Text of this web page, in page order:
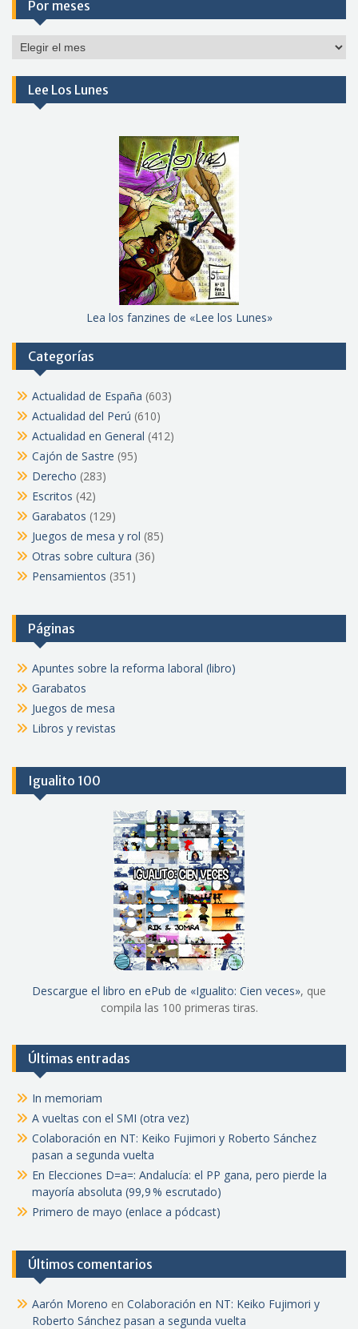
Por meses
Por
Lee Los Lunes
Lea los fanzines de «Lee los Lunes»
Categorías
Actualidad de España (603)
Actualidad del Perú (610)
Actualidad en General (412)
Cajón de Sastre (95)
Derecho (283)
Escritos (42)
Garabatos (129)
Juegos de mesa y rol (85)
Otras sobre cultura (36)
Pensamientos (351)
Páginas
Apuntes sobre la reforma laboral (libro)
Garabatos
Juegos de mesa
Libros y revistas
Igualito 100
Descargue el libro en ePub de «Igualito: Cien veces», que
compila las 100 primeras tiras.
Últimas entradas
In memoriam
A vueltas con el SMI (otra vez)
Colaboración en NT: Keiko Fujimori y Roberto Sánchez
pasan a segunda vuelta
En Elecciones D=a=: Andalucía: el PP gana, pero pierde la
mayoría absoluta (99,9 % escrutado)
Primero de mayo (enlace a pódcast)
Últimos comentarios
Aarón Moreno en Colaboración en NT: Keiko Fujimori y
Roberto Sánchez pasan a segunda vuelta